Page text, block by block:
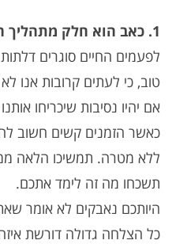
1. כאב הוא חלק מתהליך ההתבגרות
לפעמים החיים סוגרים
טוב, כי לעתים קרובות אנו
אם יהיו נסיבות שיכריחו אותנו
כאשר הזמנים קשים חשוב
ללא מטרה. תמשיכו הלאה
תשכחו מה זה לימד אתכם.
היותכם נאבקים לא אומר
כל הצלחה גדולה דורשת